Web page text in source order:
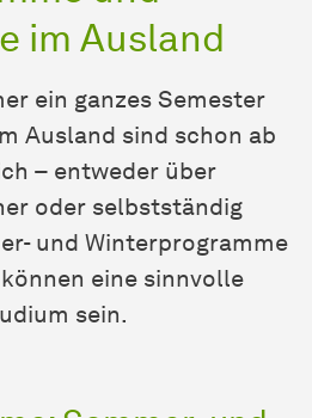
im Ausland
ein ganzes Semester
Ausland sind schon ab
– entweder über
oder selbstständig
und Winterprogramme
eine sinnvolle
sein.